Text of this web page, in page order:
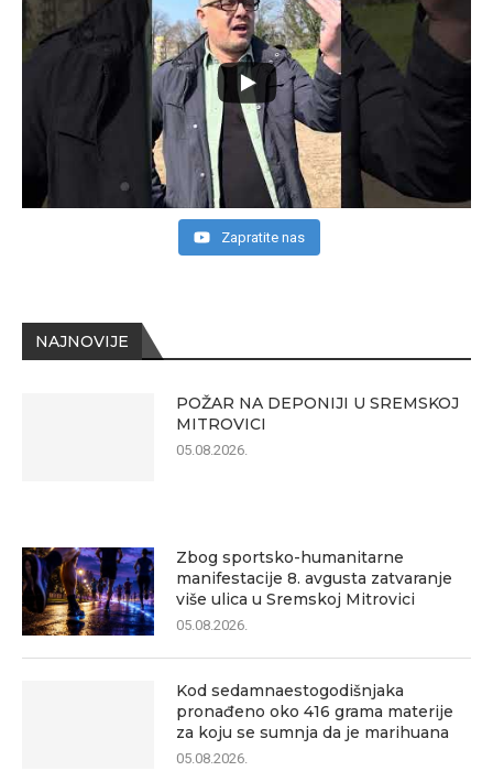
NAJNOVIJE
POŽAR NA DEPONIJI U SREMSKOJ
MITROVICI
05.08.2026.
Zbog sportsko-humanitarne
manifestacije 8. avgusta zatvaranje
više ulica u Sremskoj Mitrovici
05.08.2026.
Kod sedamnaestogodišnjaka
pronađeno oko 416 grama materije
za koju se sumnja da je marihuana
05.08.2026.
Zapratite nas